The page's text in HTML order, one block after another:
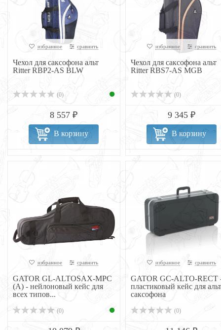
избранное сравнить
Чехол для саксофона альт
Ritter RBP2-AS BLW
(0)
8 557 ₽
В корзину
избранное сравнить
Чехол для саксофона альт
Ritter RBS7-AS MGB
(0)
9 345 ₽
В корзину
избранное сравнить
GATOR GL-ALTOSAX-MPC
(A) - нейлоновый кейс для
всех типов...
(0)
избранное сравнить
GATOR GC-ALTO-RECT
пластиковый кейс для
саксофона
(0)